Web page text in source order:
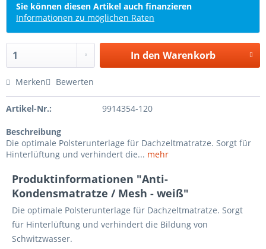
Sie können diesen Artikel auch finanzieren
Informationen zu möglichen Raten
In den Warenkorb
Merken Bewerten
Artikel-Nr.: 9914354-120
Beschreibung
Die optimale Polsterunterlage für Dachzeltmatratze. Sorgt für
Hinterlüftung und verhindert die... mehr
Produktinformationen "Anti-
Kondensmatratze / Mesh - weiß"
Die optimale Polsterunterlage für Dachzeltmatratze. Sorgt
für Hinterlüftung und verhindert die Bildung von
Schwitzwasser.